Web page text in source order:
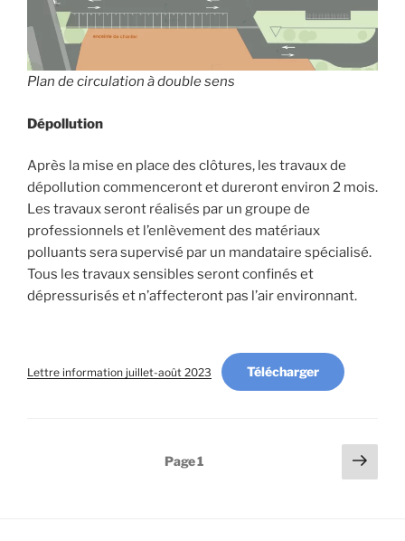
Plan de circulation à double sens
Dépollution
Après la mise en place des clôtures, les travaux de
dépollution commenceront et dureront environ 2 mois.
Les travaux seront réalisés par un groupe de
professionnels et l’enlèvement des matériaux
polluants sera supervisé par un mandataire spécialisé.
Tous les travaux sensibles seront confinés et
dépressurisés et n’affecteront pas l’air environnant.
Lettre information juillet-août 2023 Télécharger
Page1
Page